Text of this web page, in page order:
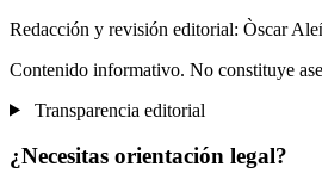
Redacción y revisión editorial: Òscar
Contenido informativo. No constituye
Transparencia editorial
¿Necesitas orientación legal?